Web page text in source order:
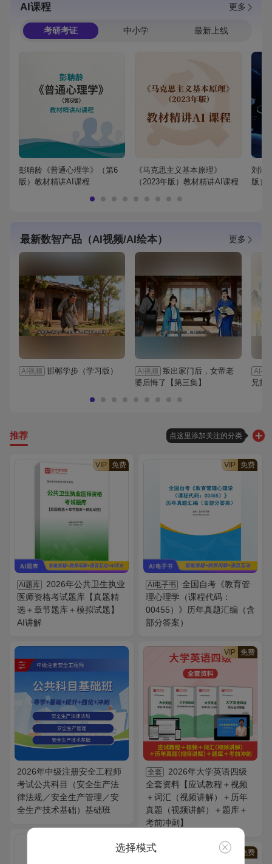
AI课程 更多
考研考证 中小学 最新上线
彭聃龄《普通心理学》（第6
版）教材精讲AI课程
《马克思主义基本原理》
（2023年版）教材精讲AI课程
刘鸿
版）
最新数智产品（AI视频/AI绘本） 更多
AI视频 邯郸学步（学习版） AI视频
叛出家门后，女帝老
婆后悔了【第三集】
AI视
兄担
推荐 点这里添加关注的分类
VIP 免费
AI题库
2026年公共卫生执业
医师资格考试题库【真题精
选＋章节题库＋模拟试题】
AI讲解
VIP 免费
AI电子书
全国自考《教育管
理心理学（课程代码：
00455）》历年真题汇编（含
部分答案）
2026年中级注册安全工程师
考试公共科目（安全生产法
律法规／安全生产管理／安
全生产技术基础）基础班
VIP 免费
全套
2026年大学英语四级
全套资料【应试教程＋视频
＋词汇（视频讲解）＋历年
真题（视频讲解）＋题库＋
考前冲刺】
VIP
免费
选择模式